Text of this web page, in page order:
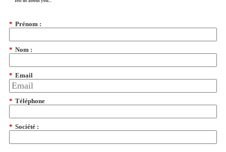
* Prénom :
* Nom :
* Email
* Téléphone
* Société :